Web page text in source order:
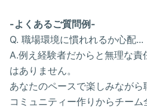
-よくあるご質問例-
Q. 職場環境に慣れれるか心配...
A.例え経験者だからと無理な
はありません。
あなたのペースで楽しみながら
コミュニティー作りからチー